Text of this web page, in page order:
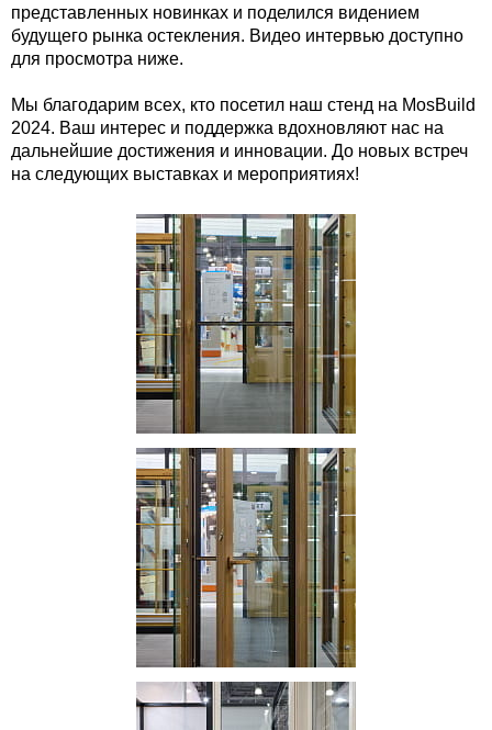
представленных новинках и поделился видением
будущего рынка остекления. Видео интервью доступно
для просмотра ниже.
Мы благодарим всех, кто посетил наш стенд на MosBuild
2024. Ваш интерес и поддержка вдохновляют нас на
дальнейшие достижения и инновации. До новых встреч
на следующих выставках и мероприятиях!